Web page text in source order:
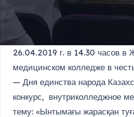
26.04.2019 г. в 14.30 часов в
медицинском колледже в
— Дня единства народа
конкурс, внутриколледжное
тему: «Ынтымағы жарасқан